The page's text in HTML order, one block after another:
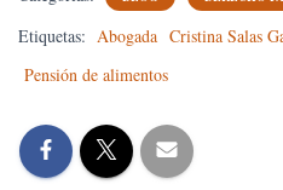
Etiquetas: Abogada Cristina Salas
Pensión de alimentos